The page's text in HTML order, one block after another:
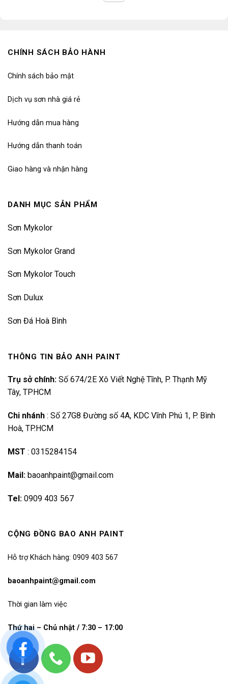
CHÍNH SÁCH BẢO HÀNH
Chính sách bảo mật
Dịch vụ sơn nhà giá rẻ
Hướng dẫn mua hàng
Hướng dẫn thanh toán
Giao hàng và nhận hàng
DANH MỤC SẢN PHẨM
Sơn Mykolor
Sơn Mykolor Grand
Sơn Mykolor Touch
Sơn Dulux
Sơn Đá Hoà Bình
THÔNG TIN BẢO ANH PAINT
Trụ sở chính: Số 674/2E Xô Viết Nghệ Tĩnh, P. Thạnh Mỹ
Tây, TPHCM
Chi nhánh : Số 27G8 Đường số 4A, KDC Vĩnh Phú 1, P. Bình
Hoà, TP.HCM
MST : 0315284154
Mail: baoanhpaint@gmail.com
Tel: 0909 403 567
CỘNG ĐỒNG BAO ANH PAINT
Hỗ trợ Khách hàng: 0909 403 567
baoanhpaint@gmail.com
Thời gian làm việc
Thứ hai – Chủ nhật / 7:30 – 17:00